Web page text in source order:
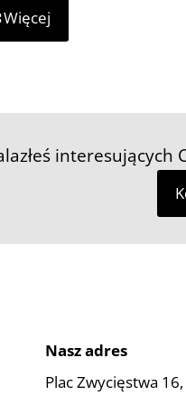
Więcej
Nasz adres
Plac Zwycięstwa